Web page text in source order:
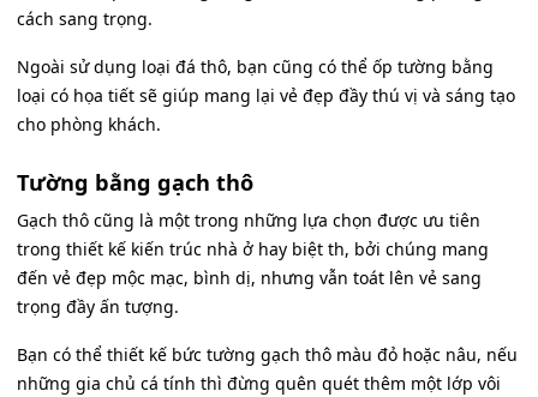
cách sang trọng.
Ngoài sử dụng loại đá thô, bạn cũng có thể ốp tường bằng
loại có họa tiết sẽ giúp mang lại vẻ đẹp đầy thú vị và sáng tạo
cho phòng khách.
Tường bằng gạch thô
Gạch thô cũng là một trong những lựa chọn được ưu tiên
trong thiết kế kiến trúc nhà ở hay biệt th, bởi chúng mang
đến vẻ đẹp mộc mạc, bình dị, nhưng vẫn toát lên vẻ sang
trọng đầy ấn tượng.
Bạn có thể thiết kế bức tường gạch thô màu đỏ hoặc nâu, nếu
những gia chủ cá tính thì đừng quên quét thêm một lớp vôi